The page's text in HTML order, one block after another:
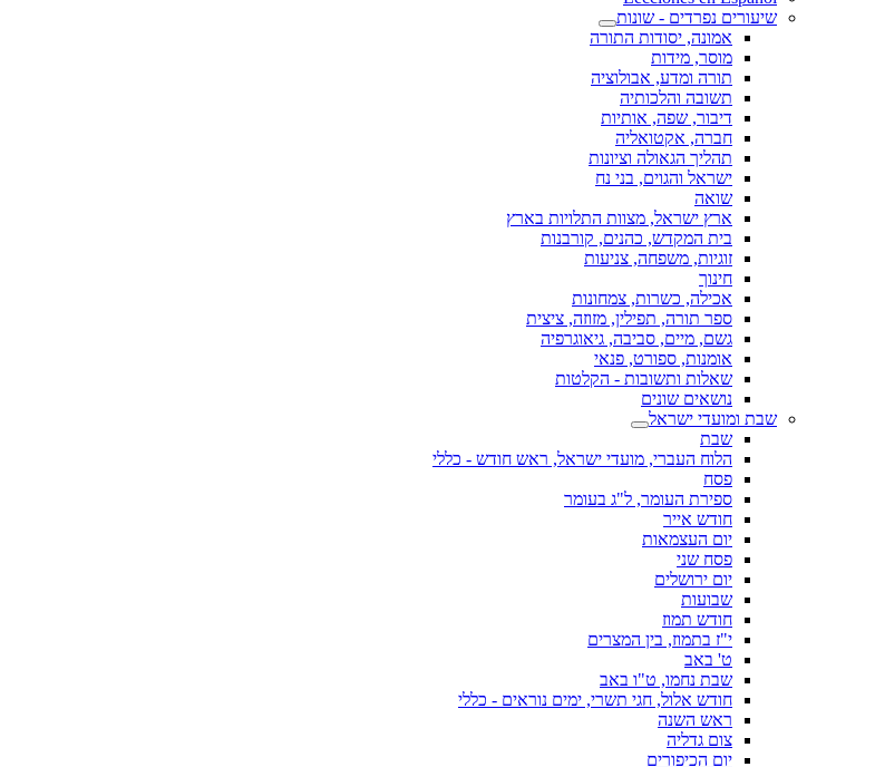
שיעורים נפרדים - שונות
אמונה, יסודות התורה
מוסר, מידות
תורה ומדע, אבולוציה
תשובה והלכותיה
דיבור, שפה, אותיות
חברה, אקטואליה
תהליך הגאולה וציונות
ישראל והגוים, בני נח
שואה
ארץ ישראל, מצוות התלויות בארץ
בית המקדש, כהנים, קורבנות
זוגיות, משפחה, צניעות
חינוך
אכילה, כשרות, צמחונות
ספר תורה, תפילין, מזוזה, ציצית
גשם, מיים, סביבה, גיאוגרפיה
אומנות, ספורט, פנאי
שאלות ותשובות - הקלטות
נושאים שונים
שבת ומועדי ישראל
שבת
הלוח העברי, מועדי ישראל, ראש חודש - כללי
פסח
ספירת העומר, ל"ג בעומר
חודש אייר
יום העצמאות
פסח שני
יום ירושלים
שבועות
חודש תמוז
י"ז בתמוז, בין המצרים
ט' באב
שבת נחמו, ט"ו באב
חודש אלול, חגי תשרי, ימים נוראים - כללי
ראש השנה
צום גדליה
יום הכיפורים